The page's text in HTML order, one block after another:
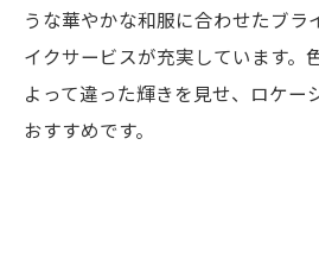
うな華やかな和服に合わせたブラ
イクサービスが充実しています。
よって違った輝きを見せ、ロケー
おすすめです。